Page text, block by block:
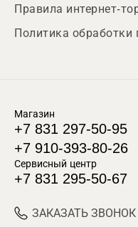
Правила интернет-
Политика
Магазин
+7 831 297-50-95
+7 910-393-80-26
Сервисный центр
+7 831 295-50-67
ЗАКАЗАТЬ ЗВОНОК